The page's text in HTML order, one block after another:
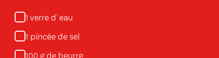
1 verre d' eau
1 pincée de sel
100 g de beurre